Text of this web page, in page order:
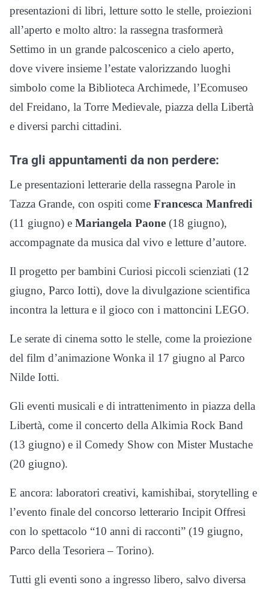
presentazioni di libri, letture sotto le stelle, proiezioni
all’aperto e molto altro: la rassegna trasformerà
Settimo in un grande palcoscenico a cielo aperto,
dove vivere insieme l’estate valorizzando luoghi
simbolo come la Biblioteca Archimede, l’Ecomuseo
del Freidano, la Torre Medievale, piazza della Libertà
e diversi parchi cittadini.
Tra gli appuntamenti da non perdere:
Le presentazioni letterarie della rassegna Parole in
Tazza Grande, con ospiti come Francesca Manfredi
(11 giugno) e Mariangela Paone (18 giugno),
accompagnate da musica dal vivo e letture d’autore.
Il progetto per bambini Curiosi piccoli scienziati (12
giugno, Parco Iotti), dove la divulgazione scientifica
incontra la lettura e il gioco con i mattoncini LEGO.
Le serate di cinema sotto le stelle, come la proiezione
del film d’animazione Wonka il 17 giugno al Parco
Nilde Iotti.
Gli eventi musicali e di intrattenimento in piazza della
Libertà, come il concerto della Alkimia Rock Band
(13 giugno) e il Comedy Show con Mister Mustache
(20 giugno).
E ancora: laboratori creativi, kamishibai, storytelling e
l’evento finale del concorso letterario Incipit Offresi
con lo spettacolo “10 anni di racconti” (19 giugno,
Parco della Tesoriera – Torino).
Tutti gli eventi sono a ingresso libero, salvo diversa